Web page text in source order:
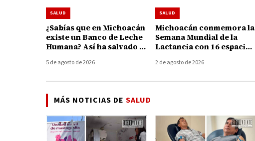
SALUD
¿Sabías que en Michoacán
existe un Banco de Leche
Humana? Así ha salvado y
bebés
5 de agosto de 2026
SALUD
Michoacán conmemora la
Semana Mundial de la
Lactancia con 16 espacios
2 de agosto de 2026
MÁS NOTICIAS DE SALUD